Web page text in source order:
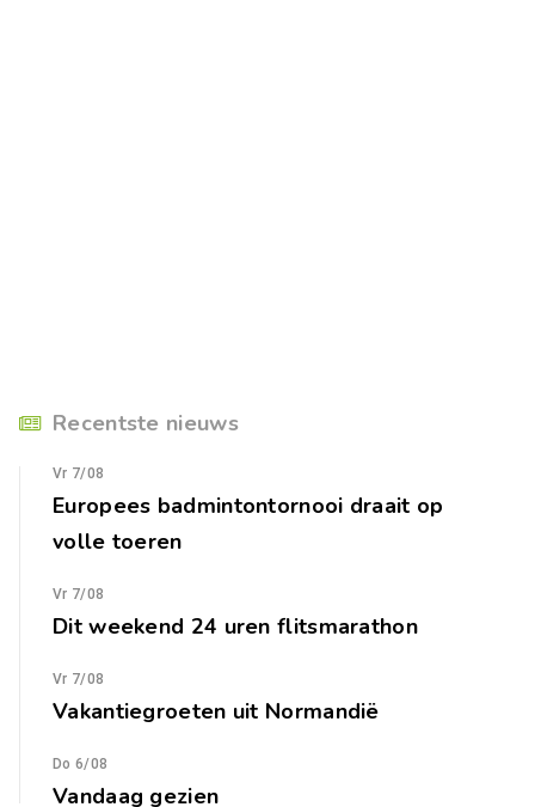
Recentste nieuws
Vr 7/08
Europees badmintontornooi draait op
volle toeren
Vr 7/08
Dit weekend 24 uren flitsmarathon
Vr 7/08
Vakantiegroeten uit Normandië
Do 6/08
Vandaag gezien